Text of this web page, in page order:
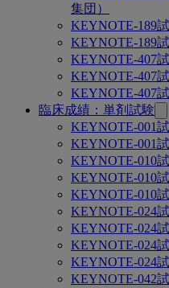
集団）
KEYNOTE-189
KEYNOTE-189
KEYNOTE-407
KEYNOTE-407
KEYNOTE-407
臨床成績：単剤試験
KEYNOTE-001
KEYNOTE-001
KEYNOTE-010
KEYNOTE-010
KEYNOTE-010
KEYNOTE-024
KEYNOTE-024
KEYNOTE-024
KEYNOTE-024
KEYNOTE-042